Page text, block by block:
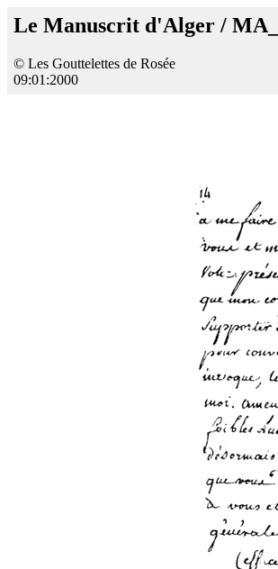
Le Manuscrit d'Alger /
© Les Gouttelettes de Rosée
09:01:2000